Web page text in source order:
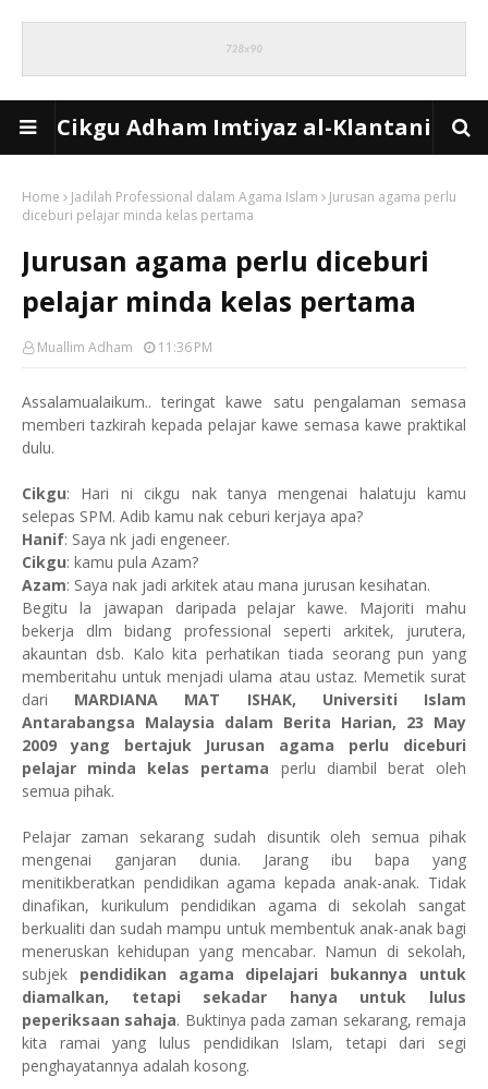
Cikgu Adham Imtiyaz al-Klantani
Home Jadilah Professional dalam Agama Islam
Jurusan agama perlu
diceburi pelajar minda kelas pertama
Jurusan agama perlu diceburi
pelajar minda kelas pertama
Muallim Adham 11:36 PM
Assalamualaikum.. teringat kawe satu pengalaman semasa
memberi tazkirah kepada pelajar kawe semasa kawe praktikal
dulu.
Cikgu: Hari ni cikgu nak tanya mengenai halatuju kamu
selepas SPM. Adib kamu nak ceburi kerjaya apa?
Hanif: Saya nk jadi engeneer.
Cikgu: kamu pula Azam?
Azam: Saya nak jadi arkitek atau mana jurusan kesihatan.
Begitu la jawapan daripada pelajar kawe. Majoriti mahu
bekerja dlm bidang professional seperti arkitek, jurutera,
akauntan dsb. Kalo kita perhatikan tiada seorang pun yang
memberitahu untuk menjadi ulama atau ustaz. Memetik surat
dari MARDIANA MAT ISHAK, Universiti Islam
Antarabangsa Malaysia dalam Berita Harian, 23 May
2009 yang bertajuk Jurusan agama perlu diceburi
pelajar minda kelas pertama perlu diambil berat oleh
semua pihak.
Pelajar zaman sekarang sudah disuntik oleh semua pihak
mengenai ganjaran dunia. Jarang ibu bapa yang
menitikberatkan pendidikan agama kepada anak-anak. Tidak
dinafikan, kurikulum pendidikan agama di sekolah sangat
berkualiti dan sudah mampu untuk membentuk anak-anak bagi
meneruskan kehidupan yang mencabar. Namun di sekolah,
subjek pendidikan agama dipelajari bukannya untuk
diamalkan, tetapi sekadar hanya untuk lulus
peperiksaan sahaja. Buktinya pada zaman sekarang, remaja
kita ramai yang lulus pendidikan Islam, tetapi dari segi
penghayatannya adalah kosong.